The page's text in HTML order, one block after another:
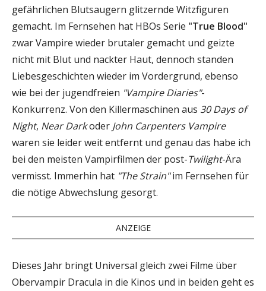
gefährlichen Blutsaugern glitzernde Witzfiguren
gemacht. Im Fernsehen hat HBOs Serie "True Blood"
zwar Vampire wieder brutaler gemacht und geizte
nicht mit Blut und nackter Haut, dennoch standen
Liebesgeschichten wieder im Vordergrund, ebenso
wie bei der jugendfreien "Vampire Diaries"-
Konkurrenz. Von den Killermaschinen aus 30 Days of
Night, Near Darkoder John Carpenters Vampire
waren sie leider weit entfernt und genau das habe ich
bei den meisten Vampirfilmen der post-Twilight-Ära
vermisst. Immerhin hat "The Strain"im Fernsehen für
die nötige Abwechslung gesorgt.
ANZEIGE
Dieses Jahr bringt Universal gleich zwei Filme über
Obervampir Dracula in die Kinos und in beiden geht es